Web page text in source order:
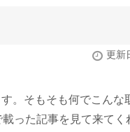
更新
。そもそも何でこんな
った記事を見て来てく